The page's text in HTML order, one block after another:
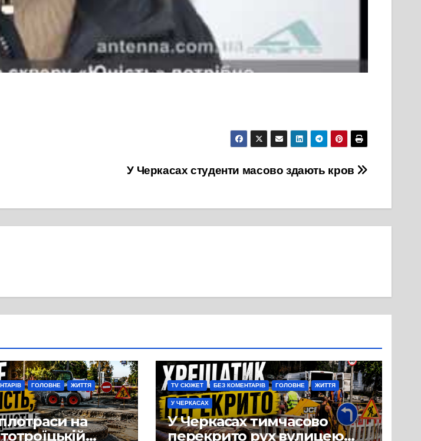
У Черкасах студенти масово здають кров
ГОЛОВНЕ ЖИТТЯ
на
TV СЮЖЕТ БЕЗ КОМЕНТАРІВ ГОЛОВНЕ ЖИТТЯ
У ЧЕРКАСАХ
У Черкасах тимчасово
перекрито рух вулицею